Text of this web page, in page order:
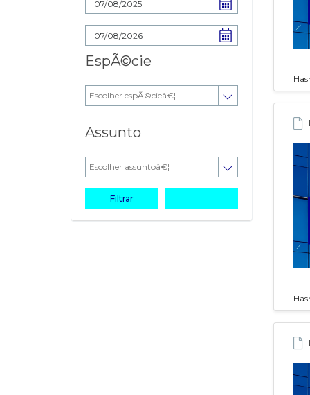
EspÃ©cie
Assunto
Filtrar